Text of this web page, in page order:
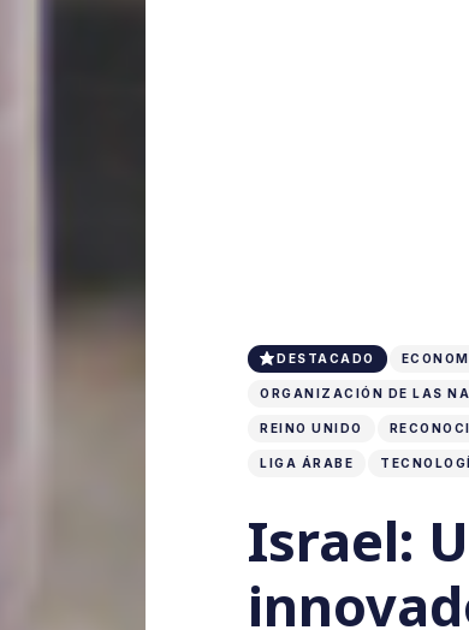
DESTACADO
ORGANIZACIÓN DE LAS
REINO UNIDO
LIGA ÁRABE
Israel: